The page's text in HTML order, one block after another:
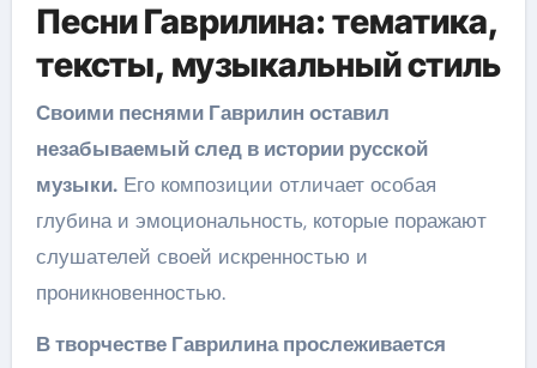
Песни Гаврилина: тематика,
тексты, музыкальный стиль
Своими песнями Гаврилин оставил
незабываемый след в истории русской
музыки.Его композиции отличает особая
глубина и эмоциональность, которые поражают
слушателей своей искренностью и
проникновенностью.
В творчестве Гаврилина прослеживается